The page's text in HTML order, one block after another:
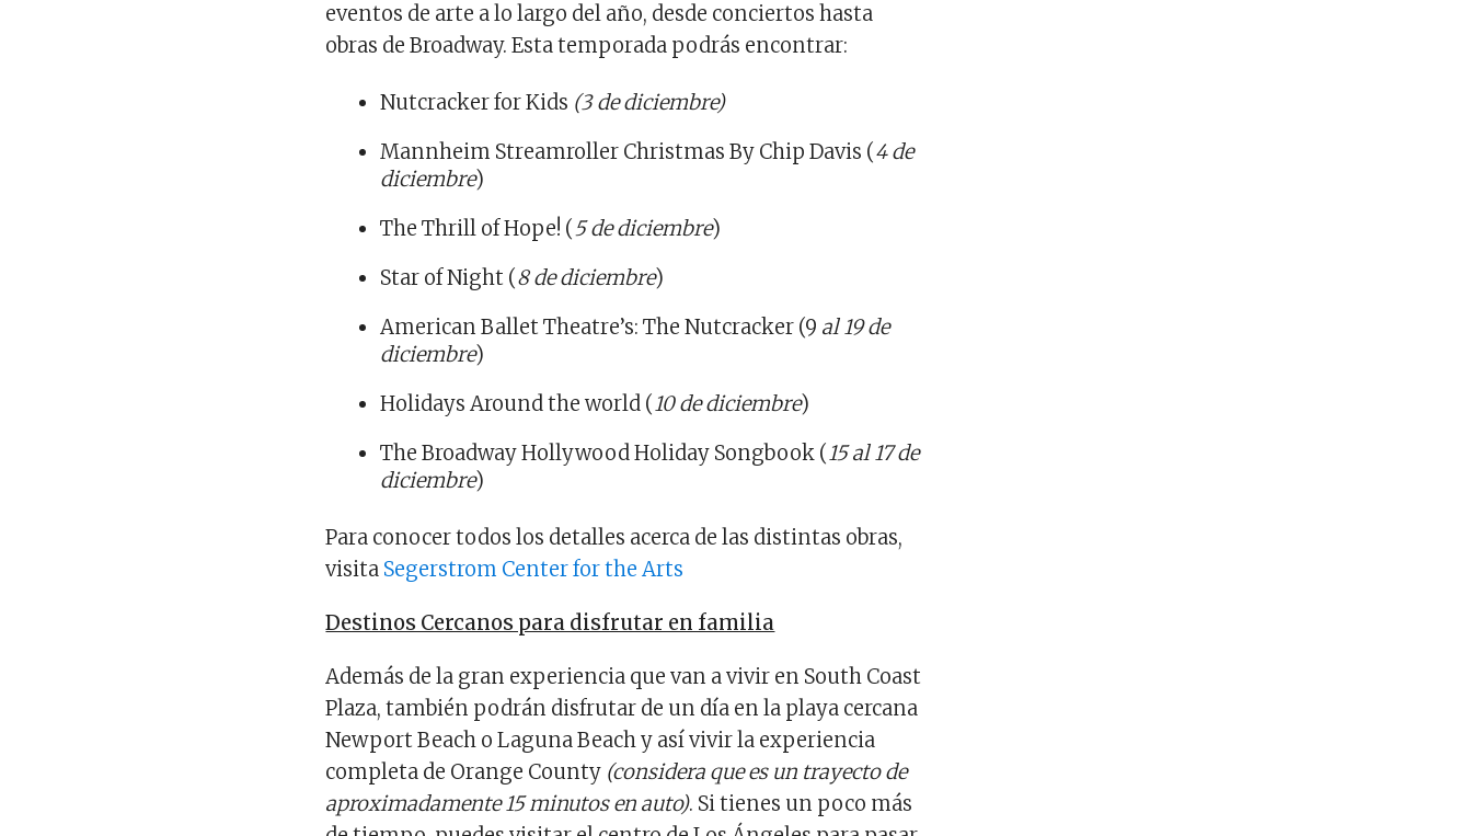
eventos de arte a lo largo del año, desde conciertos hasta
obras de Broadway. Esta temporada podrás encontrar:
Nutcracker for Kids (3 de diciembre)
Mannheim Streamroller Christmas By Chip Davis (4 de
diciembre)
The Thrill of Hope! (5 de diciembre)
Star of Night (8 de diciembre)
American Ballet Theatre’s: The Nutcracker (9 al 19 de
diciembre)
Holidays Around the world (10 de diciembre)
The Broadway Hollywood Holiday Songbook (15 al 17 de
diciembre)
Para conocer todos los detalles acerca de las distintas obras,
visita Segerstrom Center for the Arts
Destinos Cercanos para disfrutar en familia
Además de la gran experiencia que van a vivir en South Coast
Plaza, también podrán disfrutar de un día en la playa cercana
Newport Beach o Laguna Beach y así vivir la experiencia
completa de Orange County (considera que es un trayecto de
aproximadamente 15 minutos en auto). Si tienes un poco más